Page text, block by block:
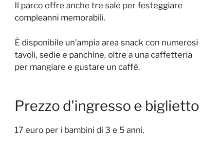
Il parco offre anche tre sale per festeggiare
compleanni memorabili.
È disponibile un'ampia area snack con numerosi
tavoli, sedie e panchine, oltre a una caffetteria
per mangiare e gustare un caffè.
Prezzo d'ingresso e biglietto
17 euro per i bambini di 3 e 5 anni.